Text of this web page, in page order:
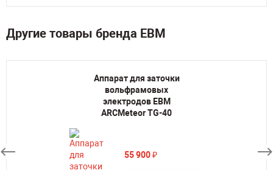
Другие товары бренда ЕВМ
Аппарат для заточки
вольфрамовых
электродов ЕВМ
ARCMeteor TG-40
55 900₽